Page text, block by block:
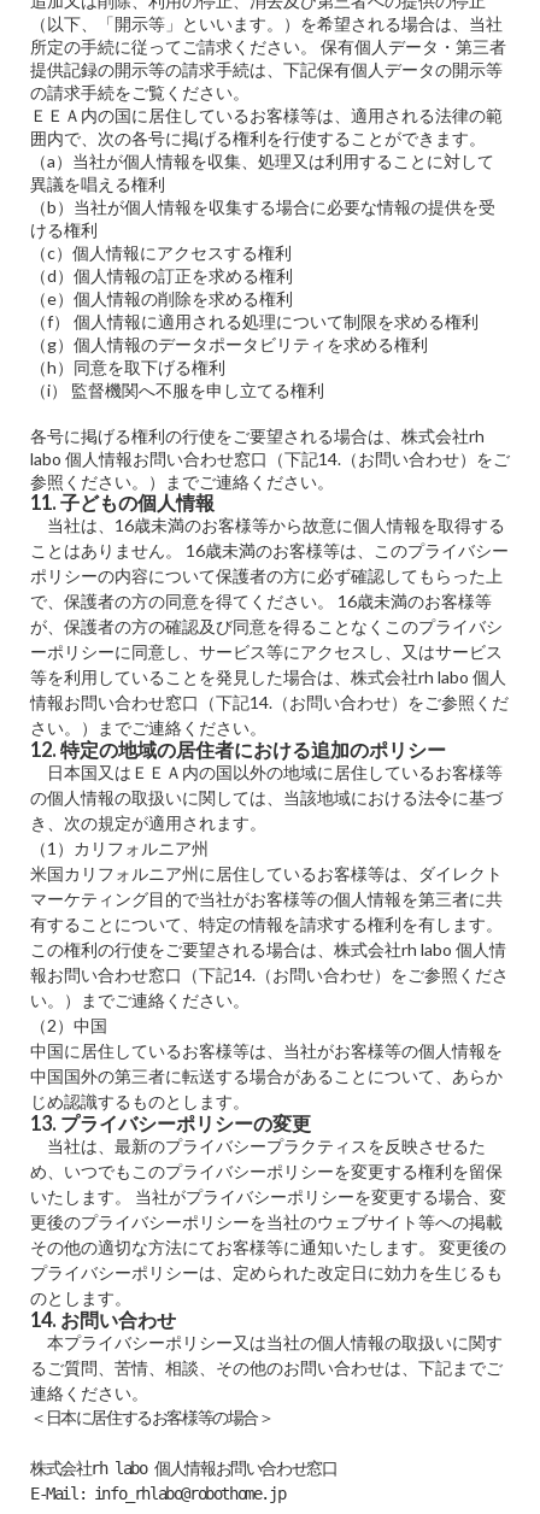
（以下、「開示等」といいます。）を希望される場合は、当社
所定の手続に従ってご請求ください。 保有個人データ・第三者
提供記録の開示等の請求手続は、下記保有個人データの開示等
の請求手続をご覧ください。
ＥＥＡ内の国に居住しているお客様等は、適用される法律の範
囲内で、次の各号に掲げる権利を行使することができます。
（a）当社が個人情報を収集、処理又は利用することに対して
異議を唱える権利
（b）当社が個人情報を収集する場合に必要な情報の提供を受
ける権利
（c）個人情報にアクセスする権利
（d）個人情報の訂正を求める権利
（e）個人情報の削除を求める権利
（f） 個人情報に適用される処理について制限を求める権利
（g）個人情報のデータポータビリティを求める権利
（h）同意を取下げる権利
（i） 監督機関へ不服を申し立てる権利
各号に掲げる権利の行使をご要望される場合は、株式会社rh
labo 個人情報お問い合わせ窓口（下記14.（お問い合わせ）をご
参照ください。）までご連絡ください。
11. 子どもの個人情報
当社は、16歳未満のお客様等から故意に個人情報を取得する
ことはありません。 16歳未満のお客様等は、このプライバシー
ポリシーの内容について保護者の方に必ず確認してもらった上
で、保護者の方の同意を得てください。 16歳未満のお客様等
が、保護者の方の確認及び同意を得ることなくこのプライバシ
ーポリシーに同意し、サービス等にアクセスし、又はサービス
等を利用していることを発見した場合は、株式会社rh labo 個人
情報お問い合わせ窓口（下記14.（お問い合わせ）をご参照くだ
さい。）までご連絡ください。
12. 特定の地域の居住者における追加のポリシー
日本国又はＥＥＡ内の国以外の地域に居住しているお客様等
の個人情報の取扱いに関しては、当該地域における法令に基づ
き、次の規定が適用されます。
（1）カリフォルニア州
米国カリフォルニア州に居住しているお客様等は、ダイレクト
マーケティング目的で当社がお客様等の個人情報を第三者に共
有することについて、特定の情報を請求する権利を有します。
この権利の行使をご要望される場合は、株式会社rh labo 個人情
報お問い合わせ窓口（下記14.（お問い合わせ）をご参照くださ
い。）までご連絡ください。
（2）中国
中国に居住しているお客様等は、当社がお客様等の個人情報を
中国国外の第三者に転送する場合があることについて、あらか
じめ認識するものとします。
13. プライバシーポリシーの変更
当社は、最新のプライバシープラクティスを反映させるた
め、いつでもこのプライバシーポリシーを変更する権利を留保
いたします。 当社がプライバシーポリシーを変更する場合、変
更後のプライバシーポリシーを当社のウェブサイト等への掲載
その他の適切な方法にてお客様等に通知いたします。 変更後の
プライバシーポリシーは、定められた改定日に効力を生じるも
のとします。
14. お問い合わせ
本プライバシーポリシー又は当社の個人情報の取扱いに関す
るご質問、苦情、相談、その他のお問い合わせは、下記までご
連絡ください。
＜日本に居住するお客様等の場合＞
株式会社rh labo 個人情報お問い合わせ窓口
E-Mail: info_rhlabo@robothome.jp